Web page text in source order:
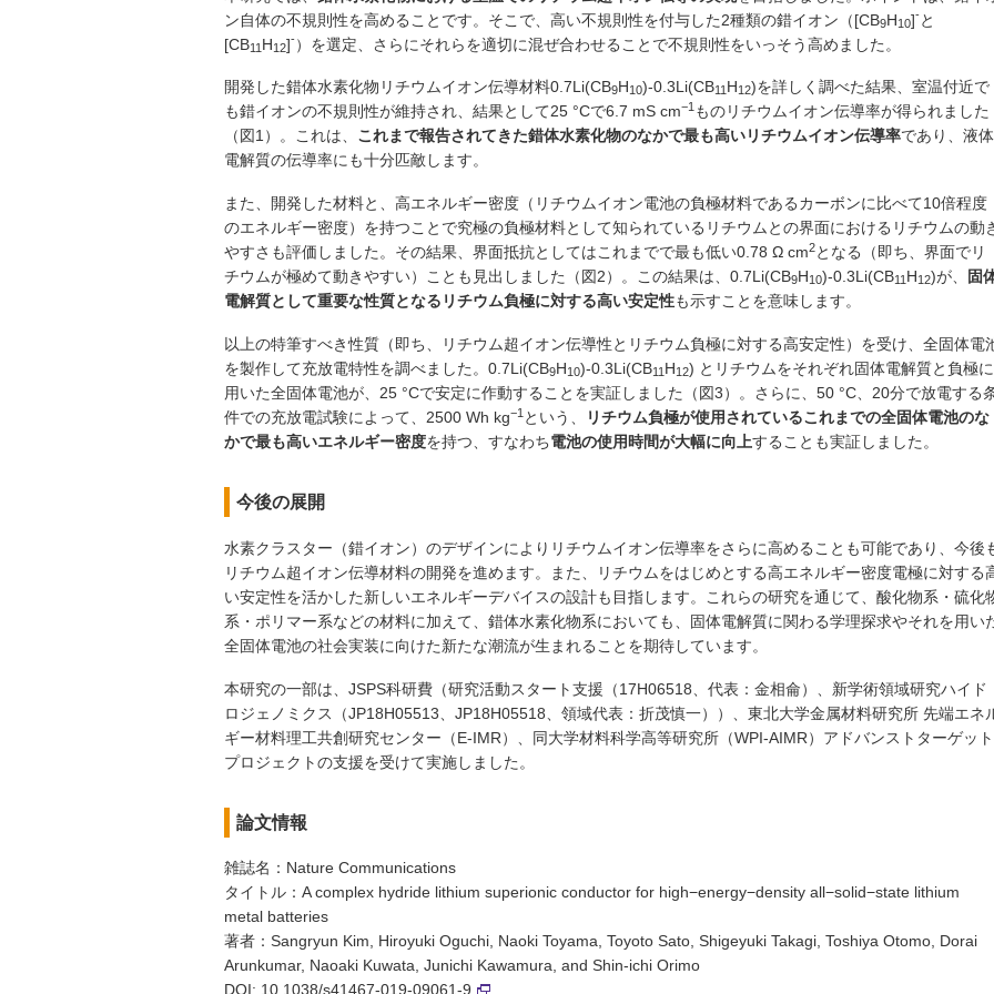
ン自体の不規則性を高めることです。そこで、高い不規則性を付与した2種類の錯イオン（[CB9H10]-と
[CB11 H12]-）を選定、さらにそれらを適切に混ぜ合わせることで不規則性をいっそう高めました。
開発した錯体水素化物リチウムイオン伝導材料0.7Li(CB9H10)-0.3Li(CB11H12)を詳しく調べた結果、室温付近で
も錯イオンの不規則性が維持され、結果として25 °Cで6.7 mS cm−1 ものリチウムイオン伝導率が得られました
（図1）。これは、 これまで報告されてきた錯体水素化物のなかで最も高いリチウムイオン伝導率であり、液体
電解質の伝導率にも十分匹敵します。
また、開発した材料と、高エネルギー密度（リチウムイオン電池の負極材料であるカーボンに比べて10倍程度
のエネルギー密度）を持つことで究極の負極材料として知られているリチウムとの界面におけるリチウムの動
やすさも評価しました。その結果、界面抵抗としてはこれまでで最も低い0.78 Ω cm2となる（即ち、界面でリ
チウムが極めて動きやすい）ことも見出しました（図2）。この結果は、0.7Li(CB9H10)-0.3Li(CB11 H12)が、
固
電解質として重要な性質となるリチウム負極に対する高い安定性も示すことを意味します。
以上の特筆すべき性質（即ち、リチウム超イオン伝導性とリチウム負極に対する高安定性）を受け、全固体電
を製作して充放電特性を調べました。0.7Li(CB9H10)-0.3Li(CB11 H12) とリチウムをそれぞれ固体電解質と負極に
用いた全固体電池が、25 °Cで安定に作動することを実証しました（図3）。さらに、50 °C、20分で放電する
件での充放電試験によって、2500 Wh kg−1 という、
リチウム負極が使用されているこれまでの全固体電池のな
かで最も高いエネルギー密度を持つ、すなわち電池の使用時間が大幅に向上することも実証しました。
今後の展開
水素クラスター（錯イオン）のデザインによりリチウムイオン伝導率をさらに高めることも可能であり、今後
リチウム超イオン伝導材料の開発を進めます。また、リチウムをはじめとする高エネルギー密度電極に対する
い安定性を活かした新しいエネルギーデバイスの設計も目指します。これらの研究を通じて、酸化物系・硫化
系・ポリマー系などの材料に加えて、錯体水素化物系においても、固体電解質に関わる学理探求やそれを用い
全固体電池の社会実装に向けた新たな潮流が生まれることを期待しています。
本研究の一部は、JSPS科研費（研究活動スタート支援（17H06518、代表：金相侖）、新学術領域研究ハイド
ロジェノミクス（JP18H05513、JP18H05518、領域代表：折茂慎一））、東北大学金属材料研究所 先端エネ
ギー材料理工共創研究センター（E-IMR）、同大学材料科学高等研究所（WPI-AIMR）アドバンストターゲット
プロジェクトの支援を受けて実施しました。
論文情報
雑誌名：Nature Communications
タイトル：A complex hydride lithium superionic conductor for high−energy−density all−solid−state lithium
metal batteries
著者：Sangryun Kim, Hiroyuki Oguchi, Naoki Toyama, Toyoto Sato, Shigeyuki Takagi, Toshiya Otomo, Dorai
Arunkumar, Naoaki Kuwata, Junichi Kawamura, and Shin-ichi Orimo
DOI: 10.1038/s41467-019-09061-9